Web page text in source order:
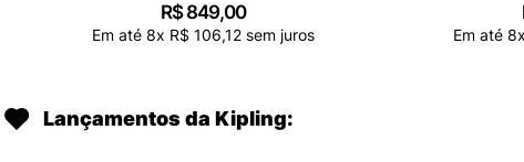
R$ 849,00
Em até 8x R$ 106,12sem juros Em até 8x
Lançamentos da Kipling: